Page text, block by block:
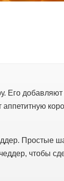
добавляют
Простые
чтобы